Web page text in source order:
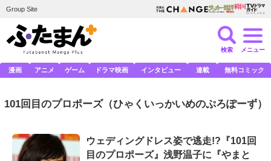
Group Site
検索 メニュー
漫画 アニメ ゲーム ドラマ映画 インタビュー 連載 無料コミック
101回目のプロポーズ（ひゃくいっかいめのぷろぽーず）
ウェディングドレス姿で逃走!?『101回
目のプロポーズ』浅野温子に『やまと